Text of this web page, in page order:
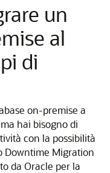
un
al
di
on-premise a
hai bisogno di
con la possibilità
Downtime Migration
da Oracle per la